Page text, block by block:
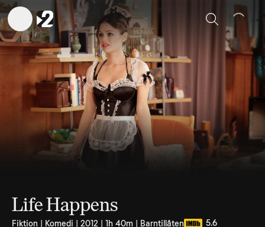
Sök
Life Happens
Fiktion | Komedi | 2012 | 1h 40m | Barntillåten 5.6